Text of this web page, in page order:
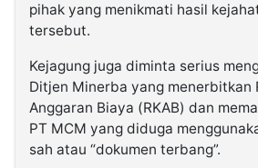
pihak yang menikmati hasil
tersebut.
Kejagung juga diminta serius
Ditjen Minerba yang menerbitkan
Anggaran Biaya (RKAB) dan
PT MCM yang diduga
sah atau “dokumen terbang”.